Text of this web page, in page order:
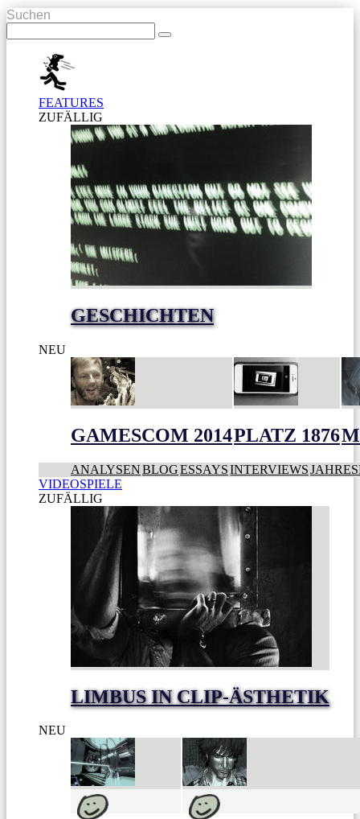
Suchen
FEATURES
ZUFÄLLIG
GESCHICHTEN
NEU
GAMESCOM 2014PLATZ 1876
ANALYSENBLOGESSAYSINTERVIEWS
VIDEOSPIELE
ZUFÄLLIG
LIMBUS IN CLIP-ÄSTHETIK
NEU